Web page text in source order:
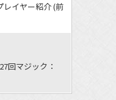
イヤー紹介 (前
回マジック：